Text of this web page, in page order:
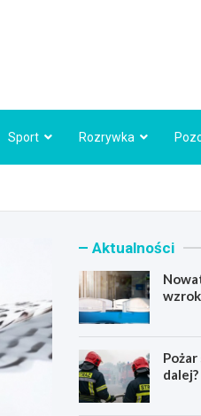
Sport Rozrywka
Aktualności
dalej?